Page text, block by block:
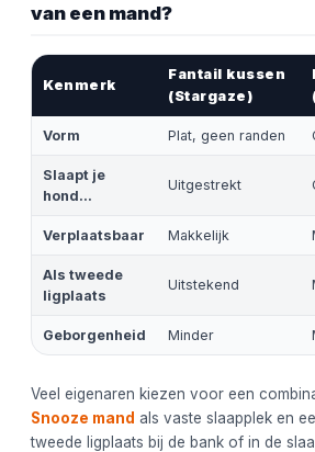
van een mand?
Kenmerk
Fantail kussen
(Stargaze)
Vorm Plat, geen randen
Slaapt je
hond...
Uitgestrekt
Verplaatsbaar Makkelijk
Als tweede
ligplaats
Uitstekend
Geborgenheid Minder
Veel eigenaren kiezen voor een
Snooze mand als vaste slaapplek en
tweede ligplaats bij de bank of in de